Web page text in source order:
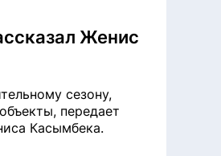
Женис
сезону,
передает
Касымбека.